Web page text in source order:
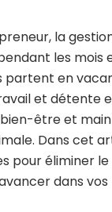
la
les mois
partent en
et détente
être et
Dans cet
pour éliminer
dans